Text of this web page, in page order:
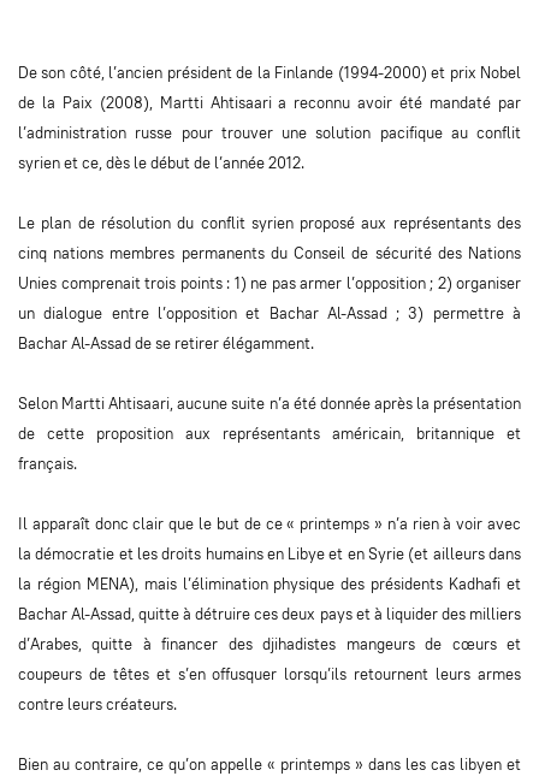
De son côté, l’ancien président de la Finlande (1994-2000) et prix Nobel
de la Paix (2008), Martti Ahtisaari a reconnu avoir été mandaté par
l’administration russe pour trouver une solution pacifique au conflit
syrien et ce, dès le début de l’année 2012.
Le plan de résolution du conflit syrien proposé aux représentants des
cinq nations membres permanents du Conseil de sécurité des Nations
Unies comprenait trois points : 1) ne pas armer l’opposition ; 2) organiser
un dialogue entre l’opposition et Bachar Al-Assad ; 3) permettre à
Bachar Al-Assad de se retirer élégamment.
Selon Martti Ahtisaari, aucune suite n’a été donnée après la présentation
de cette proposition aux représentants américain, britannique et
français.
Il apparaît donc clair que le but de ce « printemps » n’a rien à voir avec
la démocratie et les droits humains en Libye et en Syrie (et ailleurs dans
la région MENA), mais l’élimination physique des présidents Kadhafi et
Bachar Al-Assad, quitte à détruire ces deux pays et à liquider des milliers
d’Arabes, quitte à financer des djihadistes mangeurs de cœurs et
coupeurs de têtes et s’en offusquer lorsqu’ils retournent leurs armes
contre leurs créateurs.
Bien au contraire, ce qu’on appelle « printemps » dans les cas libyen et